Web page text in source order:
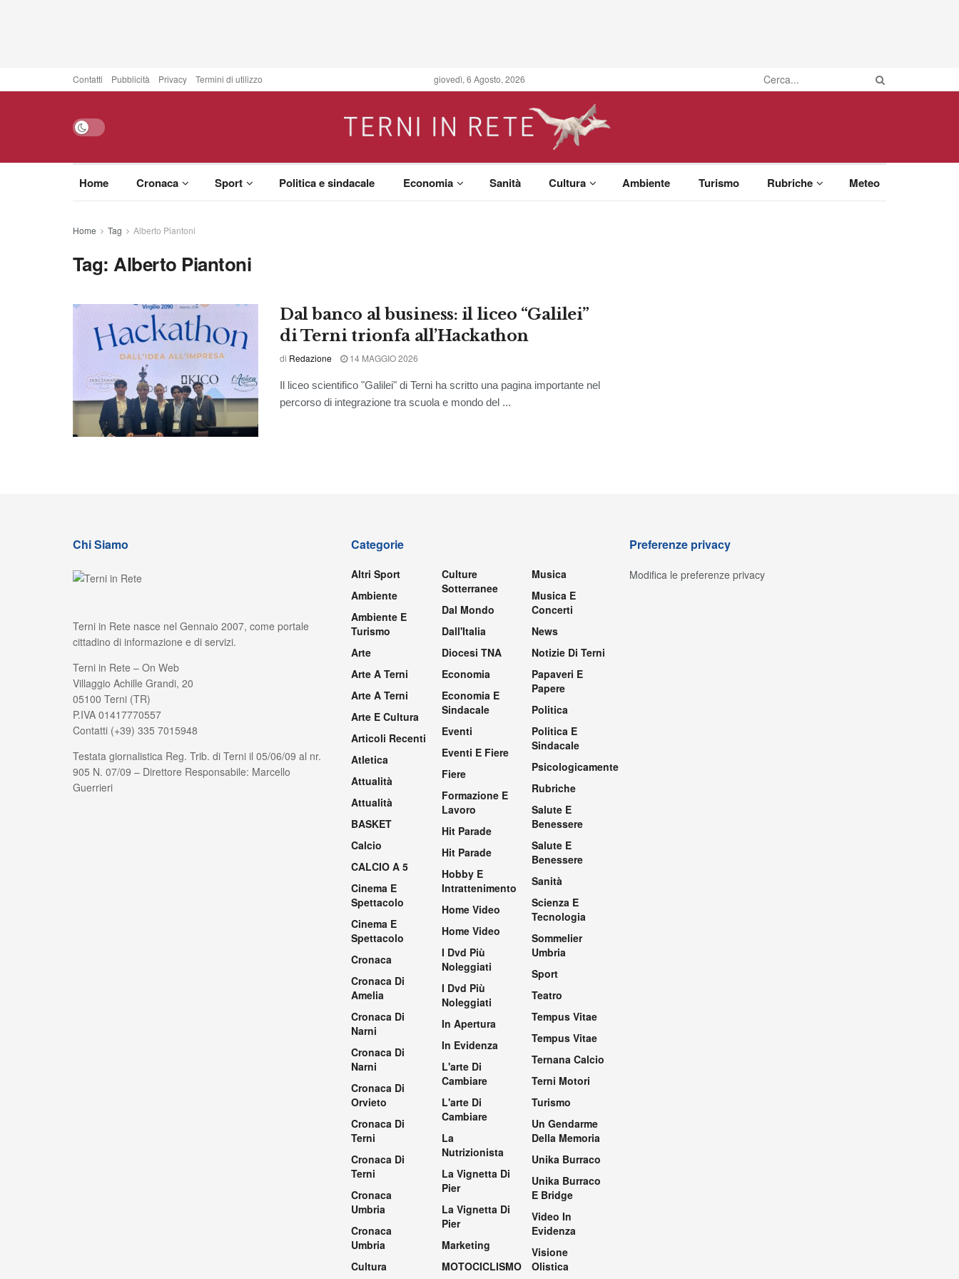
Contatti Pubblicità Privacy Termini di utilizzo giovedì, 6 Agosto, 2026
Home Cronaca Sport Politica e sindacale Economia Sanità Cultura Ambiente Turismo Rubriche Meteo
Home Tag Alberto Piantoni
Tag:Alberto Piantoni
Dal banco al business: il liceo “Galilei”
di Terni trionfa all’Hackathon
di Redazione 14 MAGGIO 2026
Il liceo scientifico "Galilei" di Terni ha scritto una pagina importante nel
percorso di integrazione tra scuola e mondo del ...
Chi Siamo
Terni in Rete nasce nel Gennaio 2007, come portale
cittadino di informazione e di servizi.
Terni in Rete – On Web
Villaggio Achille Grandi, 20
05100 Terni (TR)
P.IVA 01417770557
Contatti (+39) 335 7015948
Testata giornalistica Reg. Trib. di Terni il 05/06/09 al nr.
905 N. 07/09 – Direttore Responsabile: Marcello
Guerrieri
Categorie
Altri Sport
Ambiente
Ambiente E
Turismo
Arte
Arte A Terni
Arte A Terni
Arte E Cultura
Articoli Recenti
Atletica
Attualità
Attualità
BASKET
Calcio
CALCIO A 5
Cinema E
Spettacolo
Cinema E
Spettacolo
Cronaca
Cronaca Di
Amelia
Cronaca Di
Narni
Cronaca Di
Narni
Cronaca Di
Orvieto
Cronaca Di
Terni
Cronaca Di
Terni
Cronaca
Umbria
Cronaca
Umbria
Cultura
Culture
Sotterranee
Dal Mondo
Dall'Italia
Diocesi TNA
Economia
Economia E
Sindacale
Eventi
Eventi E Fiere
Fiere
Formazione E
Lavoro
Hit Parade
Hit Parade
Hobby E
Intrattenimento
Home Video
Home Video
I Dvd Più
Noleggiati
I Dvd Più
Noleggiati
In Apertura
In Evidenza
L'arte Di
Cambiare
L'arte Di
Cambiare
La
Nutrizionista
La Vignetta Di
Pier
La Vignetta Di
Pier
Marketing
MOTOCICLISMO
Musica
Musica E
Concerti
News
Notizie Di Terni
Papaveri E
Papere
Politica
Politica E
Sindacale
Psicologicamente
Rubriche
Salute E
Benessere
Salute E
Benessere
Sanità
Scienza E
Tecnologia
Sommelier
Umbria
Sport
Teatro
Tempus Vitae
Tempus Vitae
Ternana Calcio
Terni Motori
Turismo
Un Gendarme
Della Memoria
Unika Burraco
Unika Burraco
E Bridge
Video In
Evidenza
Visione
Olistica
Preferenze privacy
Modifica le preferenze privacy